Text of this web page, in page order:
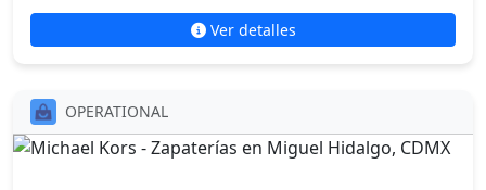
Ver detalles
OPERATIONAL